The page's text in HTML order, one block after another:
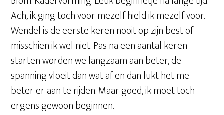
Ach, ik ging toch voor mezelf hield ik mezelf voor.
Wendel is de eerste keren nooit op zijn best of
misschien ik wel niet. Pas na een aantal keren
starten worden we langzaam aan beter, de
spanning vloeit dan wat af en dan lukt het me
beter er aan te rijden. Maar goed, ik moet toch
ergens gewoon beginnen.